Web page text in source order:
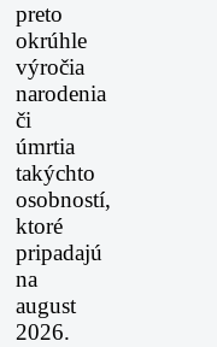
preto
okrúhle
výročia
narodenia
či
úmrtia
takýchto
osobností,
ktoré
pripadajú
na
august
2026.